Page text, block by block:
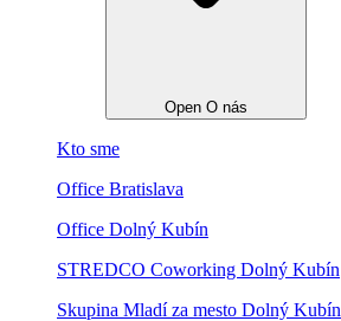
Open O nás
Kto sme
Office Bratislava
Office Dolný Kubín
STREDCO Coworking Dolný Kubín
Skupina Mladí za mesto Dolný Kubín